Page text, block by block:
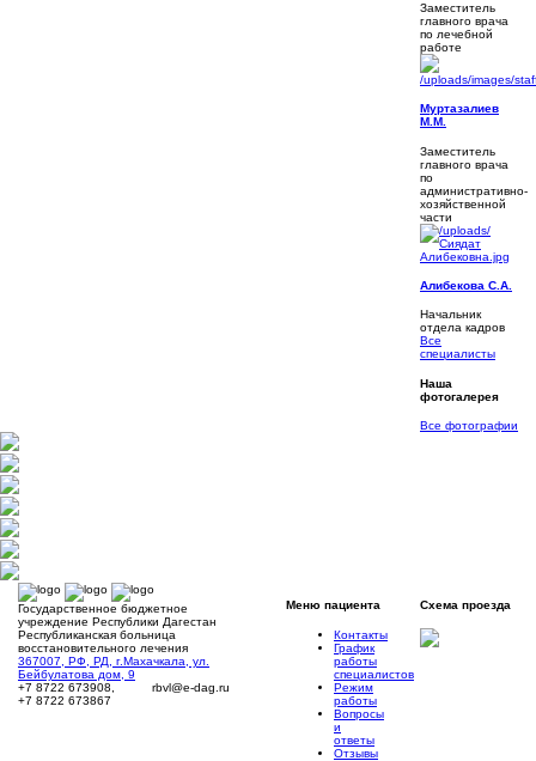
Заместитель
главного врача
по лечебной
работе
Муртазалиев
М.М.
Заместитель
главного врача
по
административно-
хозяйственной
части
Алибекова С.А.
Начальник
отдела кадров
Все
специалисты
Наша
фотогалерея
Все фотографии
Государственное бюджетное
учреждение Республики Дагестан
Республиканская больница
восстановительного лечения
367007, РФ, РД, г.Махачкала, ул.
Бейбулатова дом, 9
+7 8722 673908,
+7 8722 673867
rbvl@e-dag.ru
Меню пациента
Контакты
График
работы
специалистов
Режим
работы
Вопросы
и
ответы
Отзывы
Схема проезда